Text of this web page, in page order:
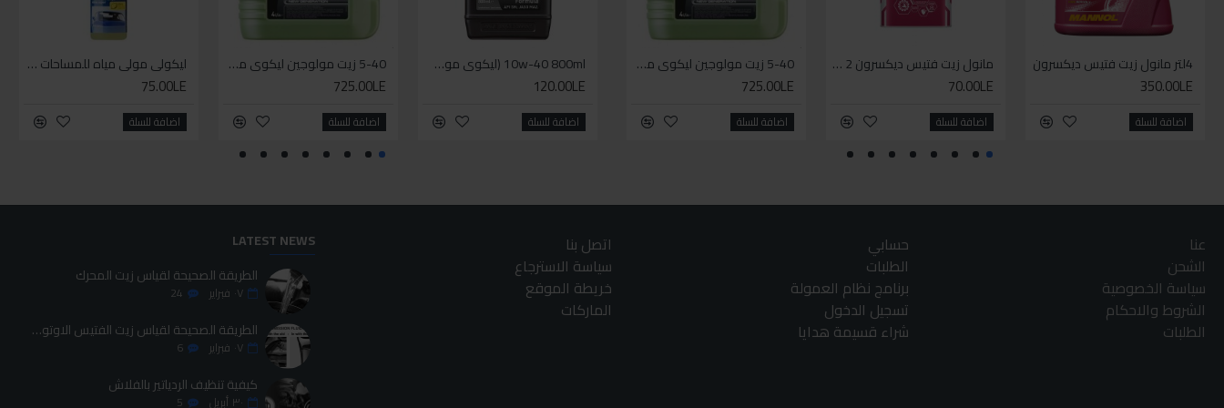
4لتر مانول زيت فتيس ديكسرون
350.00LE
اضافة للسلة
مانول زيت فتيس ديكسرون 2 لتر واحد
70.00LE
اضافة للسلة
5-40 زيت مولوجين ليكوي مولي اخضر
725.00LE
اضافة للسلة
WD-40 مذلل الصدأ 330مل
140.00LE
اضافة للسلة
WD-40 مذلل صدأ 200 مل
95.00LE
اضافة للسلة
إيزي إكسترا باور لوب
425.00LE
اضافة للسلة
10w-40 800ml (ليكوي مولي زيت دراجة بخارية ( موتوسيكل - سكوتر
120.00LE
اضافة للسلة
5-40 زيت مولوجين ليكوي مولي اخضر
725.00LE
اضافة للسلة
ليكولي مولي مياه للمساحات مركزة
75.00LE
اضافة للسلة
عنا
الشحن
سياسة الخصوصية
الشروط والاحكام
الطلبات
حسابي
الطلبات
برنامج نظام العمولة
تسجيل الدخول
شراء قسيمة هدايا
اتصل بنا
سياسة الاسترجاع
خريطة الموقع
الماركات
LATEST NEWS
الطريقة الصحيحة لقياس زيت المحرك
٠٧ فبراير 24
الطريقة الصحيحة لقياس زيت الفتيس الاوتوماتيك
٠٧ فبراير 6
كيفية تنظيف الردياتير بالفلاش
٣٠ أبريل 5